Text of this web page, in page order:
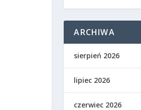
ARCHIWA
sierpień 2026
lipiec 2026
czerwiec 2026